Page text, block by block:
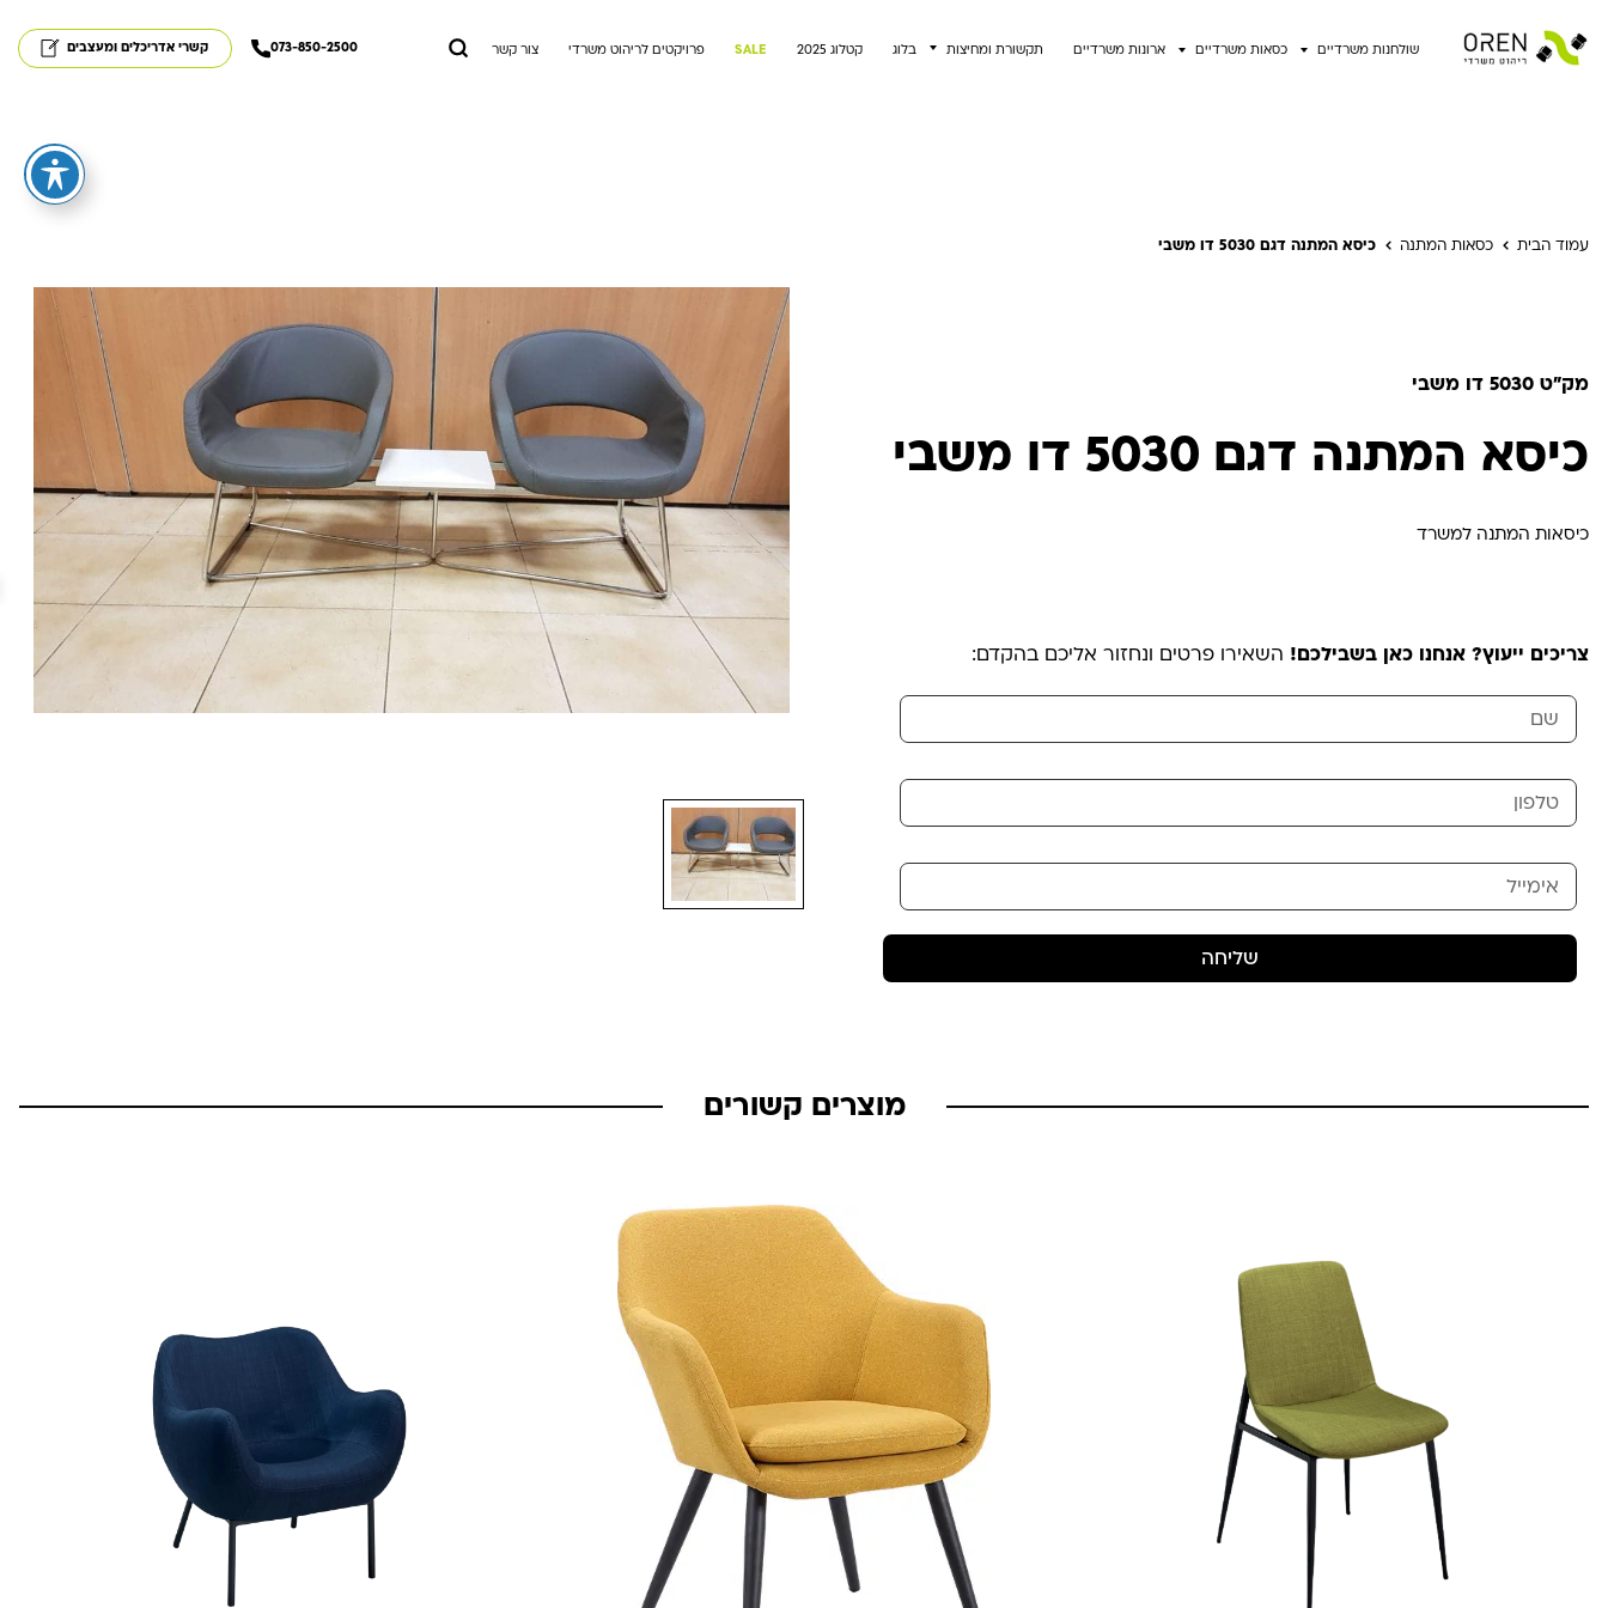
שולחנות משרדיים כסאות משרדיים ארונות משרדיים תקשורת ומחיצות בלוג קטלוג 2025 SALE פרויקטים לריהוט משרדי צור קשר קשרי אדריכלים ומעצבים 073-850-2500
עמוד הבית כסאות המתנה כיסא המתנה דגם 5030 דו משבי
מק"ט 5030 דו משבי
כיסא המתנה דגם 5030 דו משבי
כיסאות המתנה למשרד
צריכים ייעוץ? אנחנו כאן בשבילכם! השאירו פרטים ונחזור אליכם בהקדם:
שליחה
מוצרים קשורים